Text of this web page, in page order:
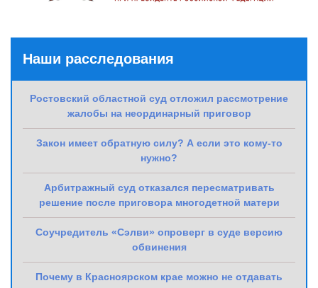
Наши расследования
Ростовский областной суд отложил рассмотрение
жалобы на неординарный приговор
Закон имеет обратную силу? А если это кому-то
нужно?
Арбитражный суд отказался пересматривать
решение после приговора многодетной матери
Соучредитель «Сэлви» опроверг в суде версию
обвинения
Почему в Красноярском крае можно не отдавать